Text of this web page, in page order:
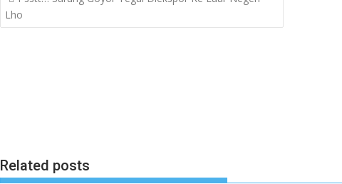
navigation
Lho
Related posts